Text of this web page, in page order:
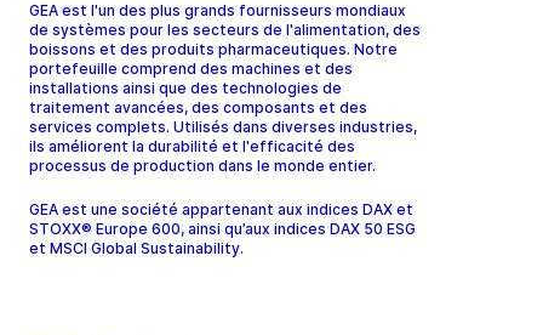
GEA est l'un des plus grands fournisseurs mondiaux
de systèmes pour les secteurs de l'alimentation, des
boissons et des produits pharmaceutiques. Notre
portefeuille comprend des machines et des
installations ainsi que des technologies de
traitement avancées, des composants et des
services complets. Utilisés dans diverses industries,
ils améliorent la durabilité et l'efficacité des
processus de production dans le monde entier.
GEA est une société appartenant aux indices DAX et
STOXX® Europe 600, ainsi qu’aux indices DAX 50 ESG
et MSCI Global Sustainability.